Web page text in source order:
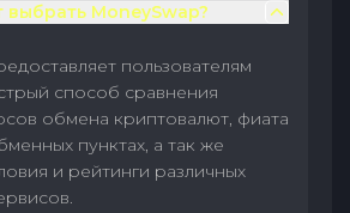
выбрать MoneySwap?
пользователям
способ сравнения
обмена криптовалют, фиата
пунктах, а так же
и рейтинги различных